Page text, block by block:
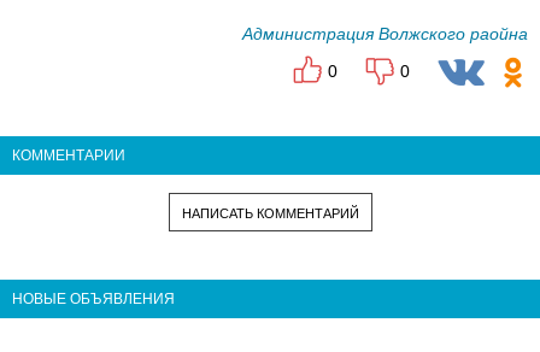
Администрация Волжского раойна
0
0
КОММЕНТАРИИ
НАПИСАТЬ КОММЕНТАРИЙ
НОВЫЕ ОБЪЯВЛЕНИЯ